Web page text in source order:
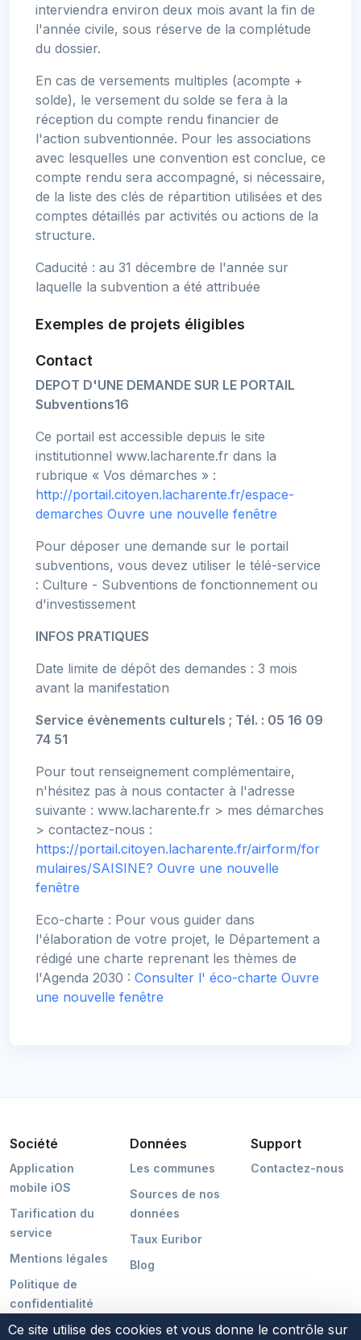
interviendra environ deux mois avant la fin de
l'année civile, sous réserve de la complétude
du dossier.
En cas de versements multiples (acompte +
solde), le versement du solde se fera à la
réception du compte rendu financier de
l'action subventionnée. Pour les associations
avec lesquelles une convention est conclue, ce
compte rendu sera accompagné, si nécessaire,
de la liste des clés de répartition utilisées et des
comptes détaillés par activités ou actions de la
structure.
Caducité : au 31 décembre de l'année sur
laquelle la subvention a été attribuée
Exemples de projets éligibles
Contact
DEPOT D'UNE DEMANDE SUR LE PORTAIL
Subventions16
Ce portail est accessible depuis le site
institutionnel www.lacharente.fr dans la
rubrique « Vos démarches » :
http://portail.citoyen.lacharente.fr/espace-
demarches Ouvre une nouvelle fenêtre
Pour déposer une demande sur le portail
subventions, vous devez utiliser le télé-service
: Culture - Subventions de fonctionnement ou
d'investissement
INFOS PRATIQUES
Date limite de dépôt des demandes : 3 mois
avant la manifestation
Service évènements culturels ; Tél. : 05 16 09
74 51
Pour tout renseignement complémentaire,
n'hésitez pas à nous contacter à l'adresse
suivante : www.lacharente.fr > mes démarches
> contactez-nous :
https://portail.citoyen.lacharente.fr/airform/for
mulaires/SAISINE? Ouvre une nouvelle
fenêtre
Eco-charte : Pour vous guider dans
l'élaboration de votre projet, le Département a
rédigé une charte reprenant les thèmes de
l'Agenda 2030 : Consulter l' éco-charte Ouvre
une nouvelle fenêtre
Société
Application
mobile iOS
Tarification du
service
Mentions légales
Politique de
confidentialité
Données
Les communes
Sources de nos
données
Taux Euribor
Blog
Support
Contactez-nous
Ce site utilise des cookies et vous donne le contrôle sur